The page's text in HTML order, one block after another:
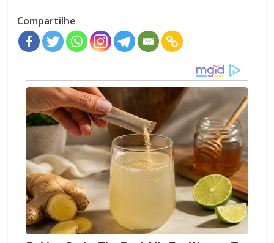
Compartilhe